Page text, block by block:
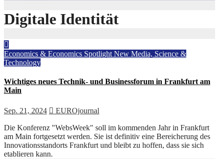
Digitale Identität
Economics & Economics Spotlight New Media, Science &
Technology
Wichtiges neues Technik- und Businessforum in Frankfurt am
Main
Sep. 21, 2024 EUROjournal
Die Konferenz "WebsWeek" soll im kommenden Jahr in Frankfurt
am Main fortgesetzt werden. Sie ist definitiv eine Bereicherung des
Innovationsstandorts Frankfurt und bleibt zu hoffen, dass sie sich
etablieren kann.